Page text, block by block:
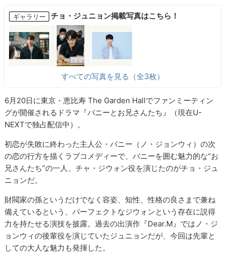
ギャラリー チョ・ジュニョン掲載写真はこちら！
すべての写真を見る（全3枚）
6月20日に東京・恵比寿 The Garden Hallでファンミーティン
グが開催されるドラマ『バニーとお兄さんたち』（現在U-
NEXTで独占配信中）。
初恋が失敗に終わった主人公・バニー（ノ・ジョンウィ）の次
の恋の行方を描くラブコメディーで、バニーを囲む魅力的な“お
兄さんたち”の一人、チャ・ジウォン役を演じたのがチョ・ジュ
ニョンだ。
財閥家の孫というだけでなく容姿、知性、性格の良さまで兼ね
備えているという、パーフェクトなジウォンという存在に説得
力を持たせる演技を披露。過去の出演作『Dear.M』ではノ・ジ
ョンウィの後輩役を演じていたジュニョンだが、今回は先輩と
しての大人な魅力も発揮した。